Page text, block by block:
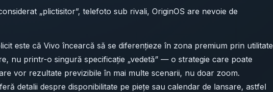
„plictisitor”, telefoto sub rivali, OriginOS are nevoie de
este că Vivo încearcă să se diferențieze în zona premium prin utilitate
nu printr-o singură specificație „vedetă” — o strategie care poate
vor rezultate previzibile în mai multe scenarii, nu doar zoom.
detalii despre disponibilitate pe piețe sau calendar de lansare, astfel